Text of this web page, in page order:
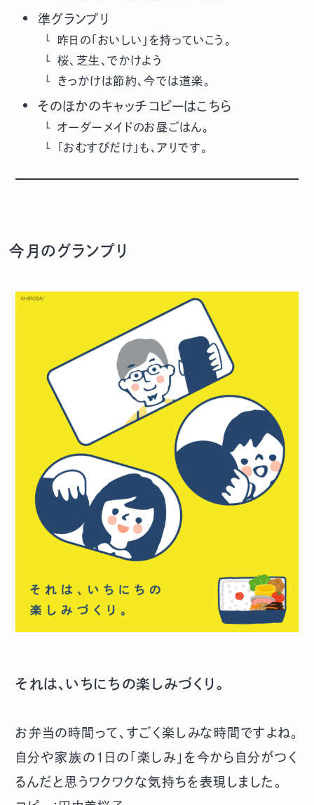
準グランプリ
昨日の「おいしい」を持っていこう。
桜、芝生、でかけよう
きっかけは節約、今では道楽。
そのほかのキャッチコピーはこちら
オーダーメイドのお昼ごはん。
「おむすびだけ」も、アリです。
今月のグランプリ
それは、いちにちの楽しみづくり。
お弁当の時間って、すごく楽しみな時間ですよね。
自分や家族の1日の「楽しみ」を今から自分がつく
るんだと思うワクワクな気持ちを表現しました。